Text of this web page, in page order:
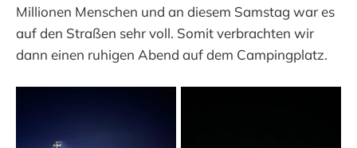
Millionen Menschen und an diesem Samstag war es
auf den Straßen sehr voll. Somit verbrachten wir
dann einen ruhigen Abend auf dem Campingplatz.